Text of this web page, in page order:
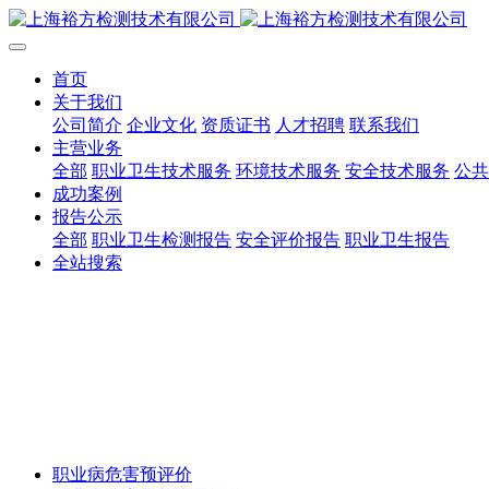
首页
关于我们
公司简介 企业文化 资质证书 人才招聘 联系我们
主营业务
全部 职业卫生技术服务 环境技术服务 安全技术服务 公
成功案例
报告公示
全部 职业卫生检测报告 安全评价报告 职业卫生报告
全站搜索
职业病危害预评价